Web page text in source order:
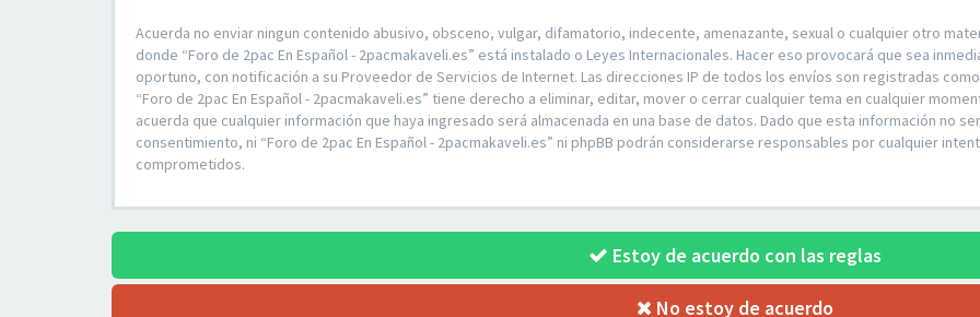
Acuerda no enviar ningun contenido abusivo, obsceno, vulgar, difamatorio, indecente, amenazante, sexual o cualquier otro
donde “Foro de 2pac En Español - 2pacmakaveli.es” está instalado o Leyes Internacionales. Hacer eso provocará que sea
oportuno, con notificación a su Proveedor de Servicios de Internet. Las direcciones IP de todos los envíos son registradas
“Foro de 2pac En Español - 2pacmakaveli.es” tiene derecho a eliminar, editar, mover o cerrar cualquier tema en cualquier
acuerda que cualquier información que haya ingresado será almacenada en una base de datos. Dado que esta información no
consentimiento, ni “Foro de 2pac En Español - 2pacmakaveli.es” ni phpBB podrán considerarse responsables por cualquier
comprometidos.
Estoy de acuerdo con las reglas
No estoy de acuerdo